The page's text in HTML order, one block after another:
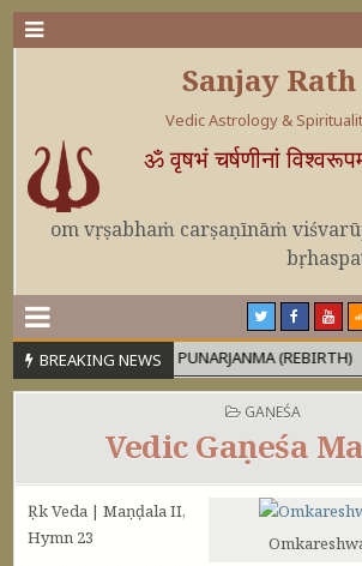
Sanjay Rath
Vedic Astrology &
ॐ वृषभं चर्षणीनां
om vṛṣabhaṁ carṣaṇīnāṁ
BREAKING NEWSPUNARJANMA (REBIRTH)
POSTED IN
GAṆEŚA
Vedic Gaṇeśa
Ṛk Veda | Maṇḍala II,
Hymn 23